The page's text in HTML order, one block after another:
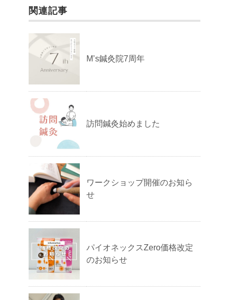
関連記事
M’s鍼灸院7周年
訪問鍼灸始めました
ワークショップ開催のお知ら
せ
パイオネックスZero価格改定
のお知らせ